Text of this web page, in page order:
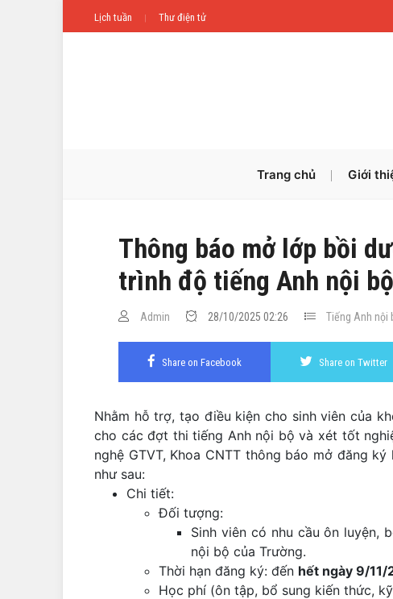
Lịch tuần Thư điện tử
Trang chủ Giới
Thông báo mở lớp bồi
trình độ tiếng Anh nội
Admin 28/10/2025 02:26 Tiếng Anh nội
Share on Facebook Share on Twitter
Nhằm hỗ trợ, tạo điều kiện cho sinh viên của
cho các đợt thi tiếng Anh nội bộ và xét tốt
nghệ GTVT, Khoa CNTT thông báo mở đăng
như sau:
Chi tiết:
Đối tượng:
Sinh viên có nhu cầu ôn luyện,
nội bộ của Trường.
Thời hạn đăng ký: đến hết ngày 9/11/
Học phí (ôn tập, bổ sung kiến thức,